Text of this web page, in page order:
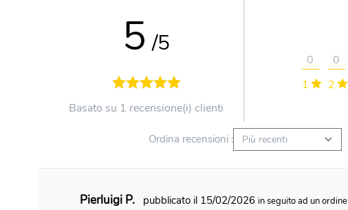
5 /5
Basato su 1 recensione(i) clienti
1
0
2
0
Ordina recensioni :
Pierluigi P. pubblicato il 15/02/2026 in seguito ad un ordine